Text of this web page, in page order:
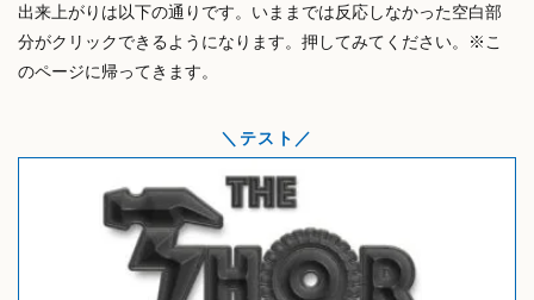
出来上がりは以下の通りです。いままでは反応しなかった空白部
分がクリックできるようになります。押してみてください。※こ
のページに帰ってきます。
テスト